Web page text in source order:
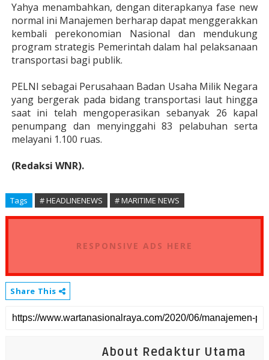
Yahya menambahkan, dengan diterapkanya fase new
normal ini Manajemen berharap dapat menggerakkan
kembali perekonomian Nasional dan mendukung
program strategis Pemerintah dalam hal pelaksanaan
transportasi bagi publik.
PELNI sebagai Perusahaan Badan Usaha Milik Negara
yang bergerak pada bidang transportasi laut hingga
saat ini telah mengoperasikan sebanyak 26 kapal
penumpang dan menyinggahi 83 pelabuhan serta
melayani 1.100 ruas.
(Redaksi WNR).
Tags # HEADLINENEWS # MARITIME NEWS
RESPONSIVE ADS HERE
Share This
About Redaktur Utama